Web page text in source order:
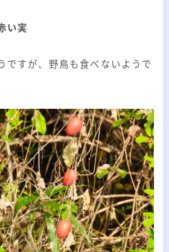
い実
ですが、野鳥も食べないようで